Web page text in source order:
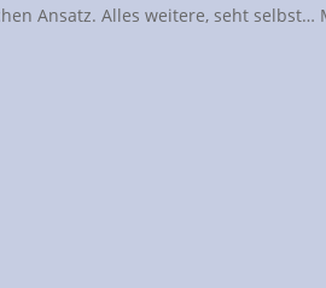
Ansatz. Alles weitere, seht selbst…